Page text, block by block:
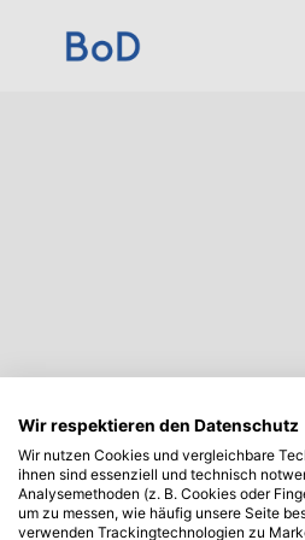
Wir respektieren den Datenschutz
Wir nutzen Cookies und vergleichbare
ihnen sind essenziell und technisch
Analysemethoden (z. B. Cookies oder
um zu messen, wie häufig unsere Seite
verwenden Trackingtechnologien zu